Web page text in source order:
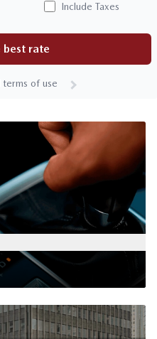
Include Taxes
best rate
of use